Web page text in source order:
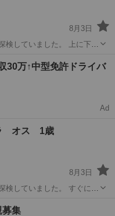
8月3日
検していました。 上に下に
30万↑中型免許ドライバ
Ad
ラ オス 1歳
8月3日
検していました。 すぐにケ
募集